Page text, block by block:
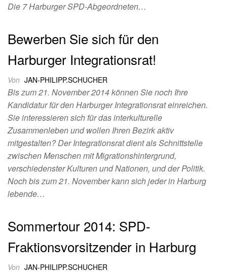
Die 7 Harburger SPD-Abgeordneten…
Bewerben Sie sich für den
Harburger Integrationsrat!
Von JAN-PHILIPP.SCHUCHER
Bis zum 21. November 2014 können Sie noch Ihre
Kandidatur für den Harburger Integrationsrat einreichen.
Sie interessieren sich für das interkulturelle
Zusammenleben und wollen Ihren Bezirk aktiv
mitgestalten? Der Integrationsrat dient als Schnittstelle
zwischen Menschen mit Migrationshintergrund,
verschiedenster Kulturen und Nationen, und der Politik.
Noch bis zum 21. November kann sich jeder in Harburg
lebende…
Sommertour 2014: SPD-
Fraktionsvorsitzender in Harburg
Von JAN-PHILIPP.SCHUCHER